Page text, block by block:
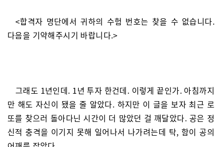
<합격자 명단에서 귀하의 수험 번호는 찾을 수 없습니다.
다음을 기약해주시기 바랍니다.>
그래도 1년인데. 1년 투자 한건데. 이렇게 끝인가. 아침까지
만 해도 자신이 됐을 줄 알았다. 하지만 이 글을 보자 최근 로
또를 찾으러 돌아다닌 시간이 더 많았던 걸 깨달았다. 공은 정
신적 충격을 이기지 못해 일어나서 나가려는데 탁, 함이 공의